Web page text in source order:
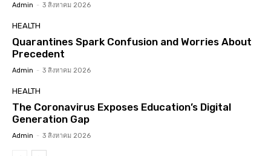
Admin - 3 สิงหาคม 2026
HEALTH
Quarantines Spark Confusion and Worries About
Precedent
Admin - 3 สิงหาคม 2026
HEALTH
The Coronavirus Exposes Education’s Digital
Generation Gap
Admin - 3 สิงหาคม 2026